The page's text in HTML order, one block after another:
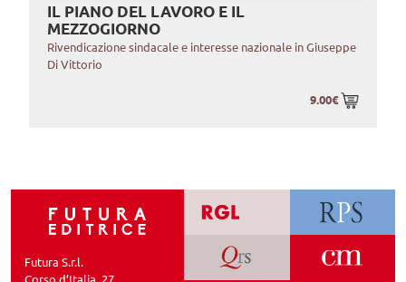
IL PIANO DEL LAVORO E IL
MEZZOGIORNO
Rivendicazione sindacale e interesse nazionale in Giuseppe
Di Vittorio
9.00€
Futura S.r.l.
Corso d’Italia, 27